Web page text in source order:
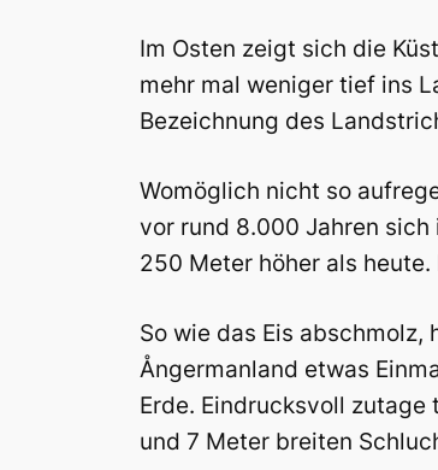
Im Osten zeigt sich die
mehr mal weniger tief ins
Bezeichnung des
Womöglich nicht so
vor rund 8.000 Jahren
250 Meter höher als
So wie das Eis abschmolz,
Ångermanland etwas
Erde. Eindrucksvoll
und 7 Meter breiten